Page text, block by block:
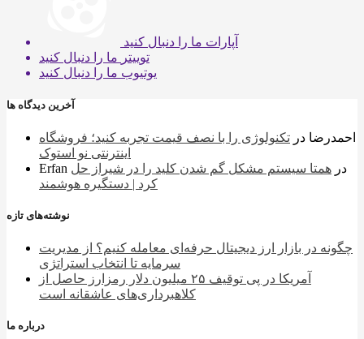
آپارات ما را دنبال کنید
توییتر ما را دنبال کنید
یوتیوب ما را دنبال کنید
آخرین دیدگاه ها
احمدرضا در تکنولوژی را با نصف قیمت تجربه کنید؛ فروشگاه
اینترنتی نو استوک
Erfan
در همتا سیستم مشکل گم شدن کلید را در شیراز حل
کرد | دستگیره هوشمند
نوشته‌های تازه
چگونه در بازار ارز دیجیتال حرفه‌ای معامله کنیم؟ از مدیریت
سرمایه تا انتخاب استراتژی
آمریکا در پی توقیف ۲۵ میلیون دلار رمزارز حاصل از
کلاهبرداری‌های عاشقانه است
درباره ما